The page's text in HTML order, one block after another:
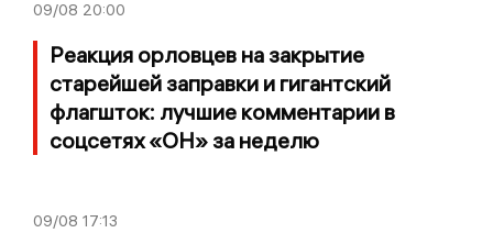
09/08 20:00
Реакция орловцев на закрытие
старейшей заправки и гигантский
флагшток: лучшие комментарии в
соцсетях «ОН» за неделю
09/08 17:13